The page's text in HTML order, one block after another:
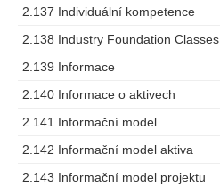
2.137 Individuální kompetence
2.138 Industry Foundation Classes
2.139 Informace
2.140 Informace o aktivech
2.141 Informační model
2.142 Informační model aktiva
2.143 Informační model projektu